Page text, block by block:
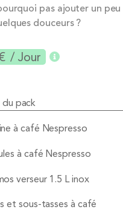
pas ajouter un
douceurs ?
/ Jour
pack
à café Nespresso
à café Nespresso
verseur 1.5 L inox
et sous-tasses à café